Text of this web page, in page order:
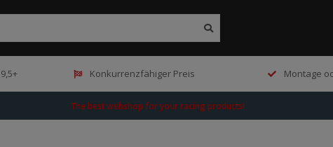
Konkurrenzfähiger Preis Montage
The best webshop for your racing products!